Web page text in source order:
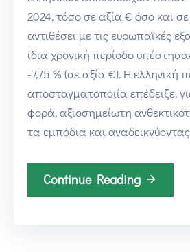
2024, τόσο σε αξία € όσο και
αντιθέσει με τις ευρωπαϊκές
ίδια χρονική περίοδο
-7,75 % (σε αξία €). Η ελληνική
αποσταγματοποιία επέδειξε,
φορά, αξιοσημείωτη
τα εμπόδια και
Continue Reading